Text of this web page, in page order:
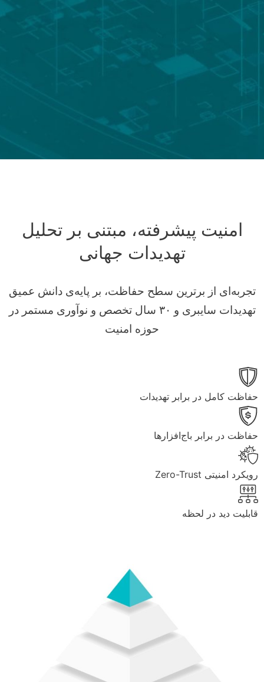
امنیت پیشرفته، مبتنی بر تحلیل‌
تهدیدات جهانی
تجربه‌ای از برترین سطح حفاظت، بر پایه‌ی دانش عمیق
تهدیدات سایبری و ۳۰ سال تخصص و نوآوری مستمر در
حوزه امنیت
حفاظت کامل در برابر تهدیدات
حفاظت در برابر باج‌افزارها
رویکرد امنیتی Zero-Trust
قابلیت دید در لحظه